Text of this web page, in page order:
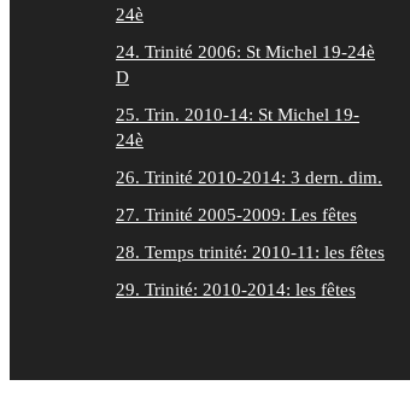
24è
24. Trinité 2006: St Michel 19-24è
D
25. Trin. 2010-14: St Michel 19-
24è
26. Trinité 2010-2014: 3 dern. dim.
27. Trinité 2005-2009: Les fêtes
28. Temps trinité: 2010-11: les fêtes
29. Trinité: 2010-2014: les fêtes